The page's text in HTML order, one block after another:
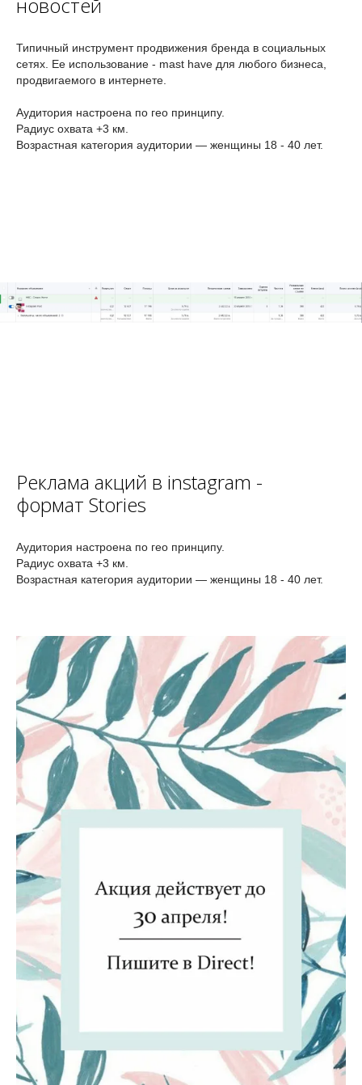
Типичный инструмент продвижения бренда в социальных
сетях. Ее использование - mast have для любого бизнеса,
продвигаемого в интернете.
Аудитория настроена по гео принципу.
Радиус охвата +3 км.
Возрастная категория аудитории — женщины 18 - 40 лет.
Реклама акций в instagram -
формат Stories
Аудитория настроена по гео принципу.
Радиус охвата +3 км.
Возрастная категория аудитории — женщины 18 - 40 лет.